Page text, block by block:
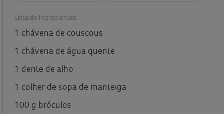
Lista de ingredientes
1 chávena de couscous
1 chávena de água quente
1 dente de alho
1 colher de sopa de manteiga
100 g bróculos